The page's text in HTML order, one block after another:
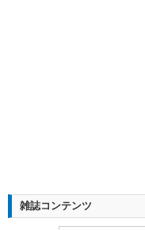
雑誌コンテンツ